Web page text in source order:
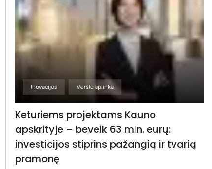
Inovacijos Verslo aplinka
Keturiems projektams Kauno
apskrityje – beveik 63 mln. eurų:
investicijos stiprins pažangią ir tvarią
pramonę